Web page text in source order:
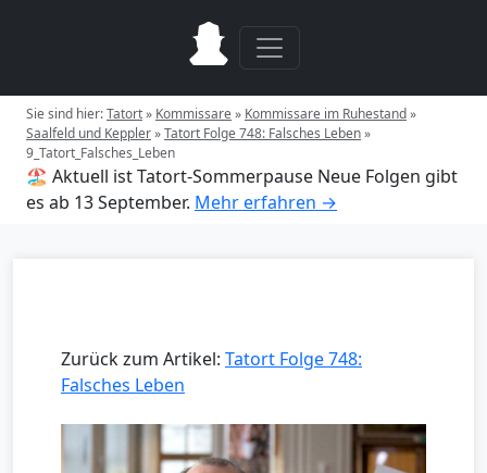
Sie sind hier:Tatort» Kommissare» Kommissare im Ruhestand»
Saalfeld und Keppler»Tatort Folge 748: Falsches Leben»
9_Tatort_Falsches_Leben
🏖️ Aktuell ist Tatort-Sommerpause Neue Folgen gibt
es ab 13 September. Mehr erfahren →
Zurück zum Artikel: Tatort Folge 748:
Falsches Leben